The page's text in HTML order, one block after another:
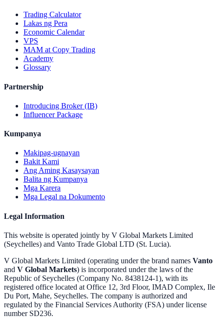
Trading Calculator
Lakas ng Pera
Economic Calendar
VPS
MAM at Copy Trading
Academy
Glossary
Partnership
Introducing Broker (IB)
Influencer Package
Kumpanya
Makipag-ugnayan
Bakit Kami
Ang Aming Kasaysayan
Balita ng Kumpanya
Mga Karera
Mga Legal na Dokumento
Legal Information
This website is operated jointly by V Global Markets Limited
(Seychelles) and Vanto Trade Global LTD (St. Lucia).
V Global Markets Limited (operating under the brand names Vanto
and V Global Markets) is incorporated under the laws of the
Republic of Seychelles (Company No. 8438124-1), with its
registered office located at Office 12, 3rd Floor, IMAD Complex, Ile
Du Port, Mahe, Seychelles. The company is authorized and
regulated by the Financial Services Authority (FSA) under license
number SD236.